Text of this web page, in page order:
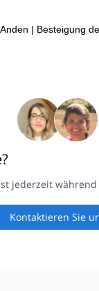
| Besteigung
jederzeit
Kontaktieren Sie